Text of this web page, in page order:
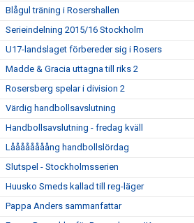
Blågul träning i Rosershallen
Serieindelning 2015/16 Stockholm
U17-landslaget förbereder sig i Rosers
Madde & Gracia uttagna till riks 2
Rosersberg spelar i division 2
Värdig handbollsavslutning
Handbollsavslutning - fredag kväll
Låååååååång handbollslördag
Slutspel - Stockholmsserien
Huusko Smeds kallad till reg-läger
Pappa Anders sammanfattar